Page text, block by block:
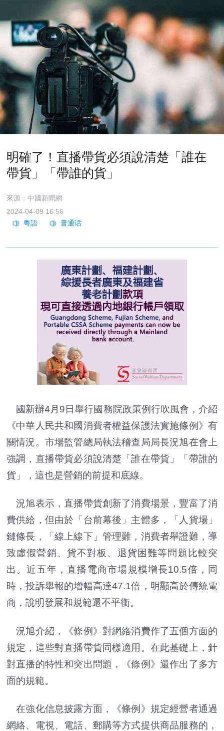
明確了！直播帶貨必須說清楚「誰在
帶貨」「帶誰的貨」
來源：中國新聞網
2024-04-09 16:56
國新辦4月9日舉行國務院政策例行吹風會，介紹
《中華人民共和國消費者權益保護法實施條例》有
關情況。市場監管總局執法稽查局局長況旭在會上
強調，直播帶貨必須說清楚「誰在帶貨」「帶誰的
貨」，這也是營銷的前提和底線。
況旭表示，直播帶貨創新了消費場景，豐富了消
費供給，但由於「台前幕後」主體多，「人貨場」
鏈條長，「線上線下」管理難，消費者舉證難，導
致虛假營銷、貨不對板、退貨困難等問題比較突
出。近五年，直播電商市場規模增長10.5倍，同
時，投訴舉報的增幅高達47.1倍，明顯高於傳統電
商，說明發展和規範還不平衡。
況旭介紹，《條例》對網絡消費作了五個方面的
規定，這些對直播帶貨同樣適用。在此基礎上，針
對直播的特性和突出問題，《條例》還作出了多方
面的規範。
在強化信息披露方面，《條例》規定經營者通過
網絡、電視、電話、郵購等方式提供商品服務的，